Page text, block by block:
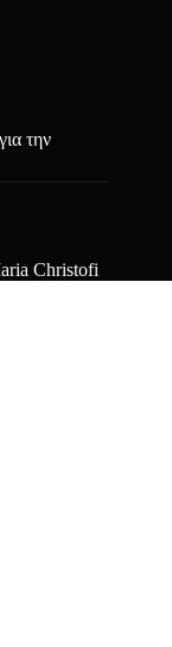
την
Christofi